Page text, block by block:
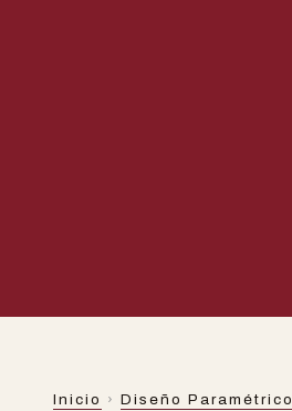
Inicio › Diseño Paramétrico